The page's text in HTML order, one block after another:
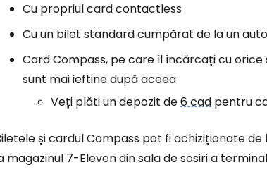
Cu propriul card contactless
Cu un bilet standard cumpărat de la un
Card Compass, pe care îl încărcați cu
sunt mai ieftine după aceea
Veți plăti un depozit de6 cad pentru
și cardul Compass pot fi achiziționate
magazinul 7-Eleven din sala de sosiri a